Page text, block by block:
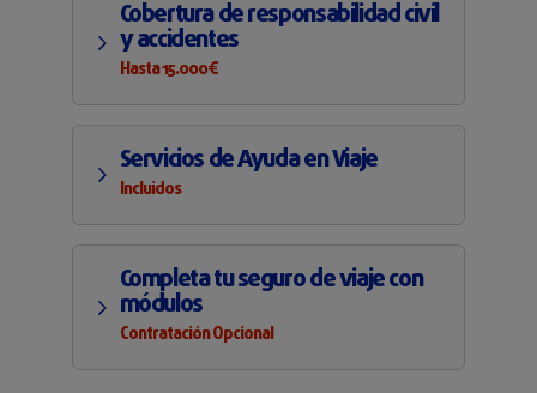
Cobertura de responsabilidad civil
y accidentes
Hasta 15.000€
Servicios de Ayuda en Viaje
Incluidos
Completa tu seguro de viaje con
módulos
Contratación Opcional